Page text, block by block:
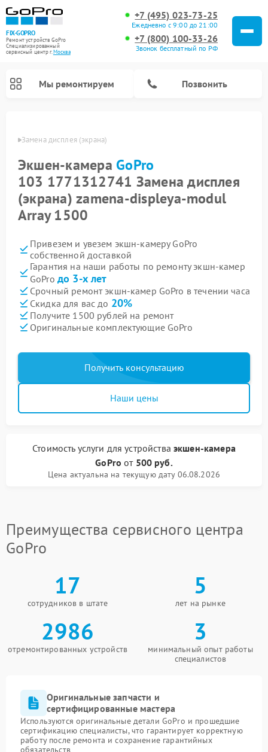
FIX-GOPRO
Ремонт устройств GoPro
Специализированный
cервисный центр г.Москва
+7 (495) 023-73-25
Ежедневно с 9:00 до 21:00
+7 (800) 100-33-26
Звонок бесплатный по РФ
Мы ремонтируем Позвонить
Замена дисплея (экрана)
Экшен-камера GoPro
103 1771312741 Замена дисплея
(экрана) zamena-displeya-modul
Array 1500
Привезем и увезем экшн-камеру GoPro
собственной доставкой
Гарантия на наши работы по ремонту экшн-камер
GoPro до 3-х лет
Срочный ремонт экшн-камер GoPro в течении часа
Скидка для вас до 20%
Получите 1500 рублей на ремонт
Оригинальные комплектующие GoPro
Получить консультацию
Наши цены
Стоимость услуги для устройства экшен-камера
GoPro от 500 руб.
Цена актуальна на текущую дату 06.08.2026
Преимущества сервисного центра
GoPro
17
сотрудников в штате
5
лет на рынке
2986
отремонтированных устройств
3
минимальный опыт работы
специалистов
Оригинальные запчасти и
сертифицированные мастера
Используются оригинальные детали GoPro и прошедшие
сертификацию специалисты, что гарантирует корректную
работу после ремонта и сохранение гарантийных
обязательств